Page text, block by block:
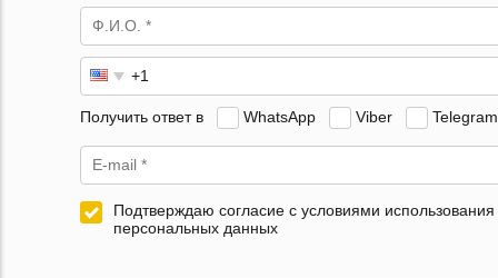
Получить ответ в WhatsApp Viber Telegram
Подтверждаю согласие с условиями использования
персональных данных